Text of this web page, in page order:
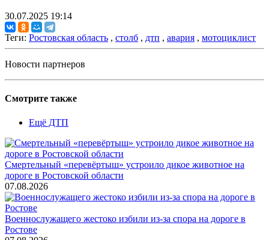
30.07.2025 19:14
Теги: Ростовская область , столб , дтп , авария , мотоциклист
Новости партнеров
Смотрите также
Ещё ДТП
Смертельный «перевёртыш» устроило дикое животное на
дороге в Ростовской области
07.08.2026
Военнослужащего жестоко избили из-за спора на дороге в
Ростове